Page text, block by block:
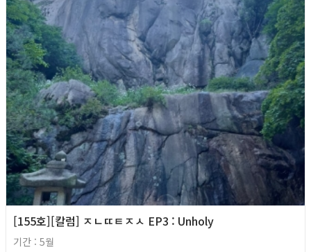
[155호][칼럼] ㅈㄴㄸㅌㅈㅅ EP3 : Unholy
기간 : 5월